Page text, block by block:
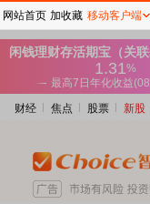
财经 焦点 股票 新股
网站首页 加收藏 移动客户端